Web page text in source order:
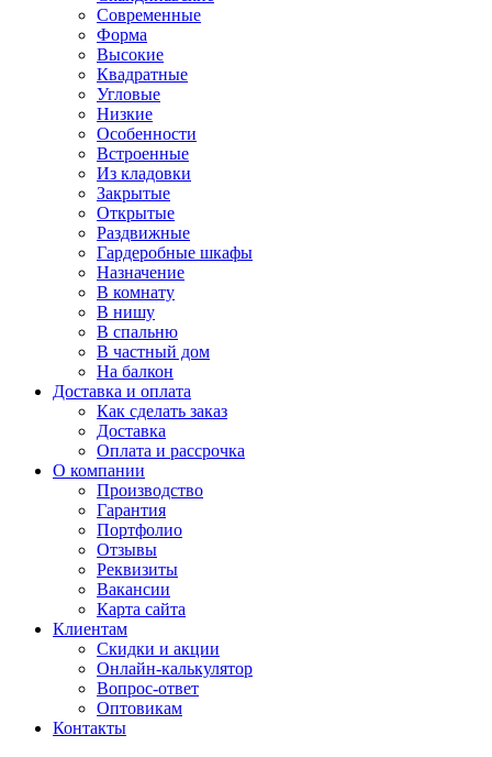
Современные
Форма
Высокие
Квадратные
Угловые
Низкие
Особенности
Встроенные
Из кладовки
Закрытые
Открытые
Раздвижные
Гардеробные шкафы
Назначение
В комнату
В нишу
В спальню
В частный дом
На балкон
Доставка и оплата
Как сделать заказ
Доставка
Оплата и рассрочка
О компании
Производство
Гарантия
Портфолио
Отзывы
Реквизиты
Вакансии
Карта сайта
Клиентам
Скидки и акции
Онлайн-калькулятор
Вопрос-ответ
Оптовикам
Контакты